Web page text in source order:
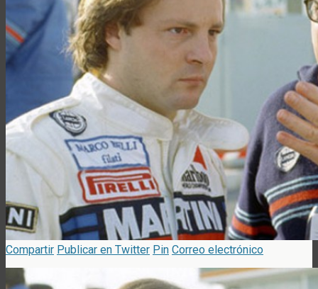
Compartir Publicar en Twitter Pin Correo electrónico